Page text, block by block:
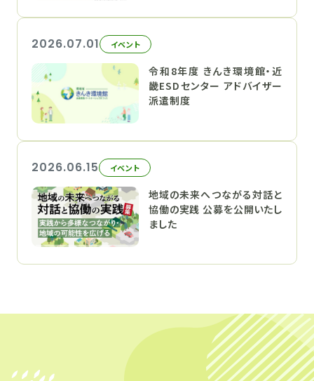
2026.07.01 イベント
令和8年度 きんき環境館・近
畿ESDセンター アドバイザー
派遣制度
2026.06.15 イベント
地域の未来へつながる対話と
協働の実践 公募を公開いたし
ました